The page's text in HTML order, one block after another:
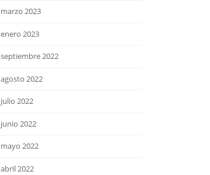
marzo 2023
enero 2023
septiembre 2022
agosto 2022
julio 2022
junio 2022
mayo 2022
abril 2022